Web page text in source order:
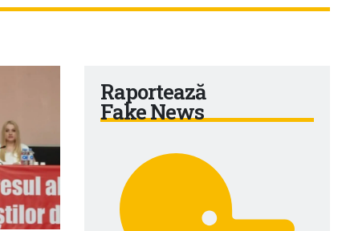
Raportează
Fake News